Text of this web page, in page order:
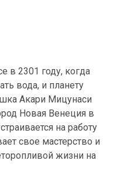
в 2301 году, когда
вода, и планету
Акари Мицунаcи
Новая Венеция в
на работу
свое мастерство и
жизни на